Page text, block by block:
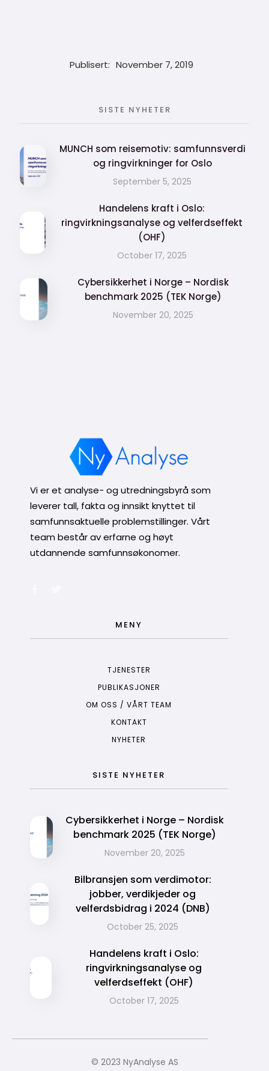
Publisert: November 7, 2019
SISTE NYHETER
MUNCH som reisemotiv: samfunnsverdi
og ringvirkninger for Oslo
September 5, 2025
Handelens kraft i Oslo:
ringvirkningsanalyse og velferdseffekt
(OHF)
October 17, 2025
Cybersikkerhet i Norge – Nordisk
benchmark 2025 (TEK Norge)
November 20, 2025
Vi er et analyse- og utredningsbyrå som
leverer tall, fakta og innsikt knyttet til
samfunnsaktuelle problemstillinger. Vårt
team består av erfarne og høyt
utdannende samfunnsøkonomer.
MENY
TJENESTER
PUBLIKASJONER
OM OSS / VÅRT TEAM
KONTAKT
NYHETER
SISTE NYHETER
Cybersikkerhet i Norge – Nordisk
benchmark 2025 (TEK Norge)
November 20, 2025
Bilbransjen som verdimotor:
jobber, verdikjeder og
velferdsbidrag i 2024 (DNB)
October 25, 2025
Handelens kraft i Oslo:
ringvirkningsanalyse og
velferdseffekt (OHF)
October 17, 2025
© 2023 NyAnalyse AS